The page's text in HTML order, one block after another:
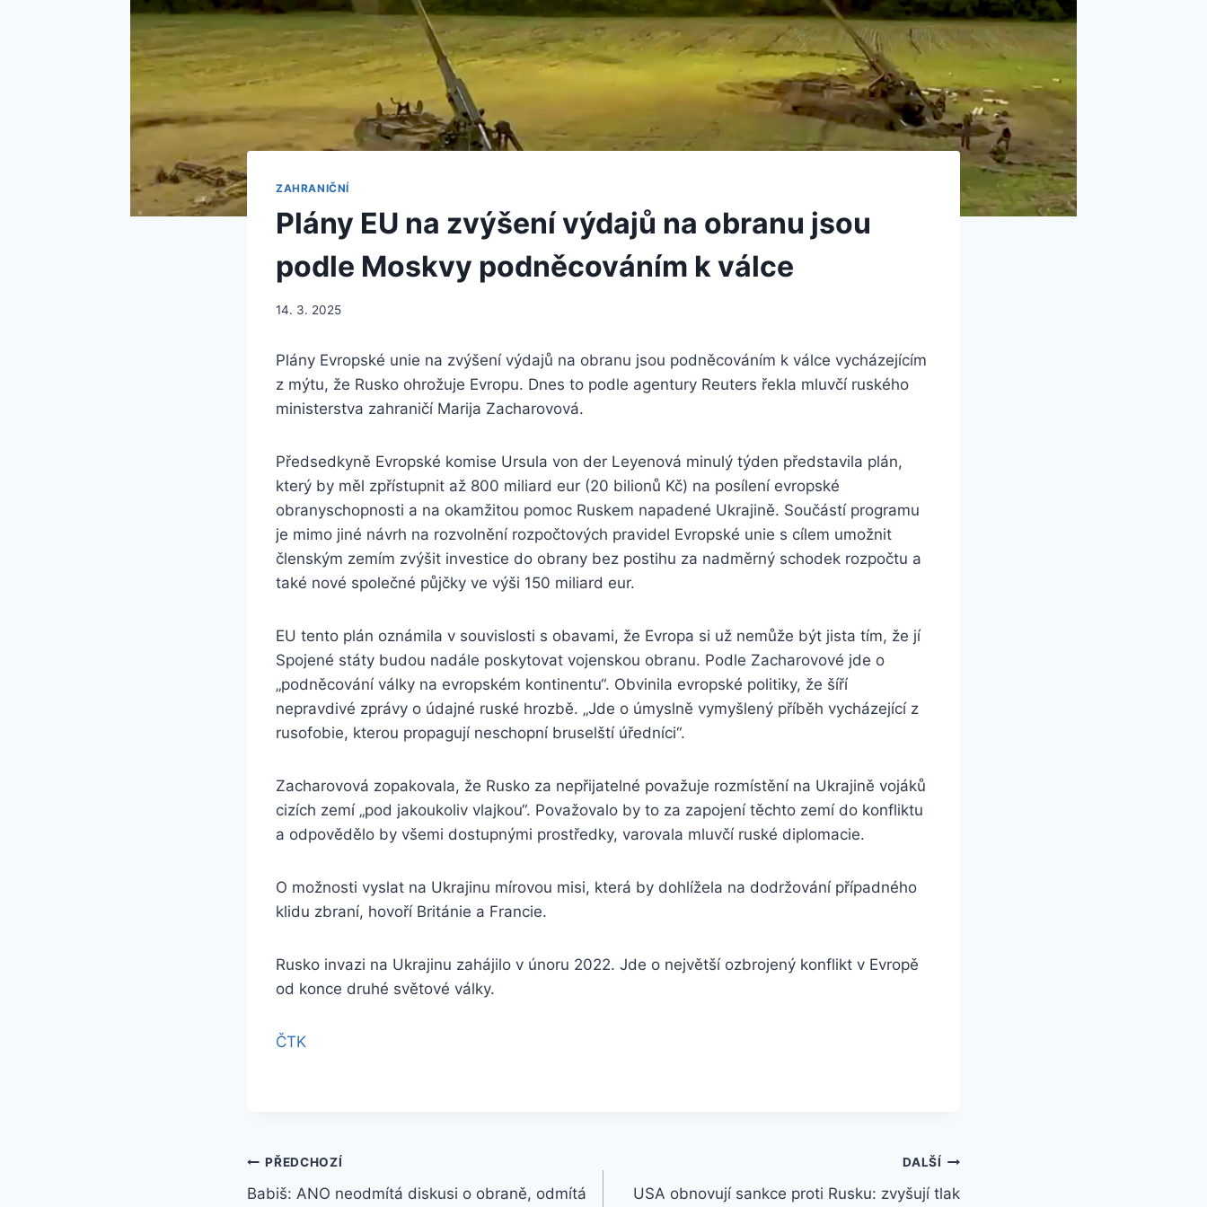
ZAHRANIČNÍ
Plány EU na zvýšení výdajů na obranu jsou
podle Moskvy podněcováním k válce
14. 3. 2025
Plány Evropské unie na zvýšení výdajů na obranu jsou podněcováním k válce vycházejícím
z mýtu, že Rusko ohrožuje Evropu. Dnes to podle agentury Reuters řekla mluvčí ruského
ministerstva zahraničí Marija Zacharovová.
Předsedkyně Evropské komise Ursula von der Leyenová minulý týden představila plán,
který by měl zpřístupnit až 800 miliard eur (20 bilionů Kč) na posílení evropské
obranyschopnosti a na okamžitou pomoc Ruskem napadené Ukrajině. Součástí programu
je mimo jiné návrh na rozvolnění rozpočtových pravidel Evropské unie s cílem umožnit
členským zemím zvýšit investice do obrany bez postihu za nadměrný schodek rozpočtu a
také nové společné půjčky ve výši 150 miliard eur.
EU tento plán oznámila v souvislosti s obavami, že Evropa si už nemůže být jista tím, že jí
Spojené státy budou nadále poskytovat vojenskou obranu. Podle Zacharovové jde o
„podněcování války na evropském kontinentu“. Obvinila evropské politiky, že šíří
nepravdivé zprávy o údajné ruské hrozbě. „Jde o úmyslně vymyšlený příběh vycházející z
rusofobie, kterou propagují neschopní bruselští úředníci“.
Zacharovová zopakovala, že Rusko za nepřijatelné považuje rozmístění na Ukrajině vojáků
cizích zemí „pod jakoukoliv vlajkou“. Považovalo by to za zapojení těchto zemí do konfliktu
a odpovědělo by všemi dostupnými prostředky, varovala mluvčí ruské diplomacie.
O možnosti vyslat na Ukrajinu mírovou misi, která by dohlížela na dodržování případného
klidu zbraní, hovoří Británie a Francie.
Rusko invazi na Ukrajinu zahájilo v únoru 2022. Jde o největší ozbrojený konflikt v Evropě
od konce druhé světové války.
ČTK
Navigace
PŘEDCHOZÍ
Babiš: ANO neodmítá diskusi o obraně, odmítá
DALŠÍ
USA obnovují sankce proti Rusku: zvyšují tlak